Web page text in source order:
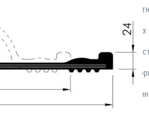
Гидроизоляционная прокладка OK 30
герметизации подвижных
опалубочных конструкций, а также
характеристики гидрошпонки OK 30:
изготовления - ПВХ; тип -